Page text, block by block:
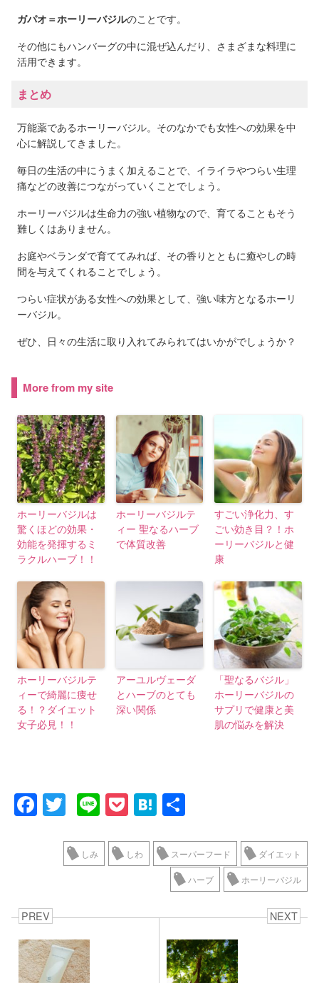
ガパオ＝ホーリーバジルのことです。
その他にもハンバーグの中に混ぜ込んだり、さまざまな料理に
活用できます。
まとめ
万能薬であるホーリーバジル。そのなかでも女性への効果を中
心に解説してきました。
毎日の生活の中にうまく加えることで、イライラやつらい生理
痛などの改善につながっていくことでしょう。
ホーリーバジルは生命力の強い植物なので、育てることもそう
難しくはありません。
お庭やベランダで育ててみれば、その香りとともに癒やしの時
間を与えてくれることでしょう。
つらい症状がある女性への効果として、強い味方となるホーリ
ーバジル。
ぜひ、日々の生活に取り入れてみられてはいかがでしょうか？
More from my site
ホーリーバジルは
驚くほどの効果・
効能を発揮するミ
ラクルハーブ！！
ホーリーバジルテ
ィー 聖なるハーブ
で体質改善
すごい浄化力、す
ごい効き目？！ホ
ーリーバジルと健
康
ホーリーバジルテ
ィーで綺麗に痩せ
る！？ダイエット
女子必見！！
アーユルヴェーダ
とハーブのとても
深い関係
「聖なるバジル」
ホーリーバジルの
サプリで健康と美
肌の悩みを解決
F
a
o
o
k
T
wi
tt
er
Li
n
e
P
o
ck
et
H
at
e
n
しみ しわ スーパーフード ダイエット
ハーブ ホーリーバジル
PREV NEXT